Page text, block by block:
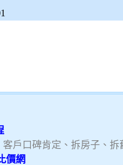
戶口碑肯定、拆房子、拆
價網